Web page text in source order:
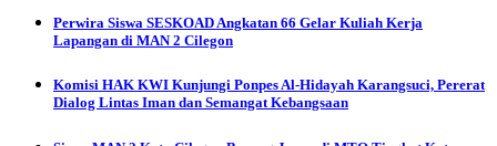
Perwira Siswa SESKOAD Angkatan 66 Gelar Kuliah Kerja
Lapangan di MAN 2 Cilegon
Komisi HAK KWI Kunjungi Ponpes Al-Hidayah Karangsuci, Pererat
Dialog Lintas Iman dan Semangat Kebangsaan